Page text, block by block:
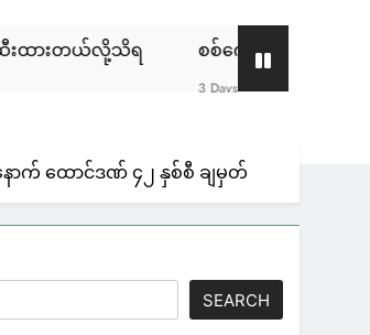
စစ်ကော်မရှင်နဲ့ ဆွေးနွေးခဲ့တဲ့ ဖြစ်စဉ်ဟ
ောက် ထောင်ဒဏ် ၄၂ နှစ်စီ ချမှတ်
SEARCH